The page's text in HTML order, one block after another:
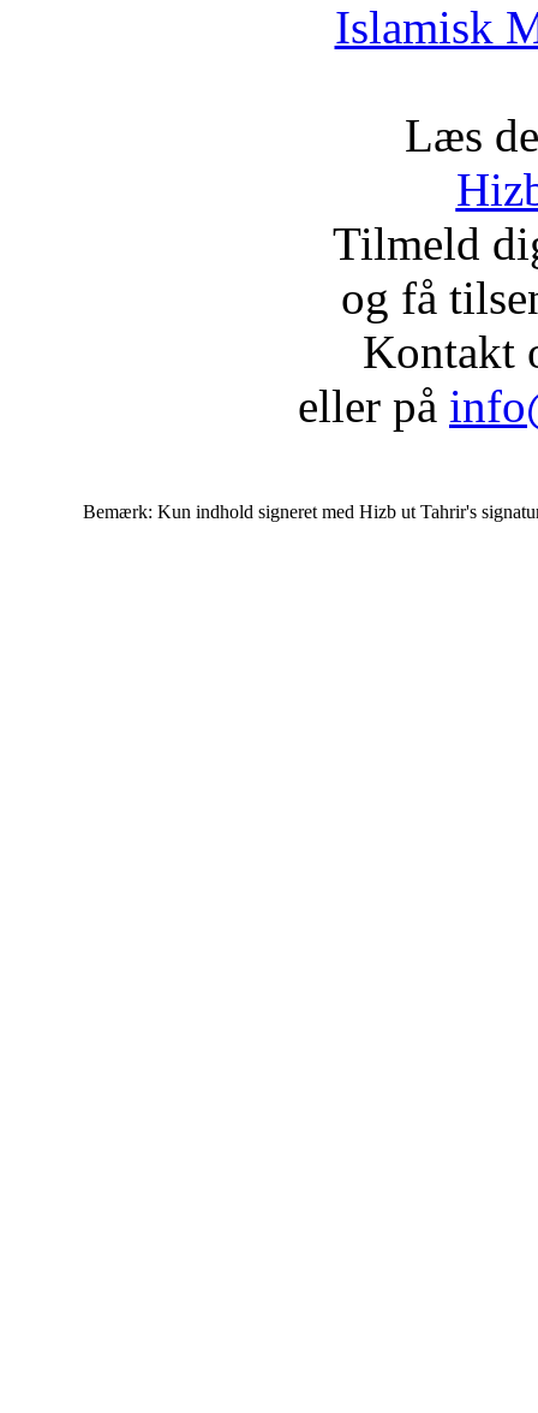
Islamisk
Læs
Tilmeld
og få
Kontakt
eller på
Bemærk: Kun indhold signeret med Hizb ut Tahrir's